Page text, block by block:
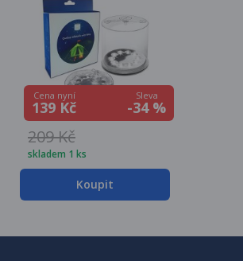
Cena nyní
139 Kč
Sleva
-34 %
209 Kč
skladem 1 ks
Koupit